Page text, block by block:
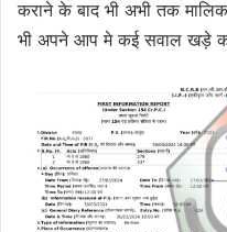
कराने के बाद भी अभी तक
भी अपने आप मे कई सवाल खड़े